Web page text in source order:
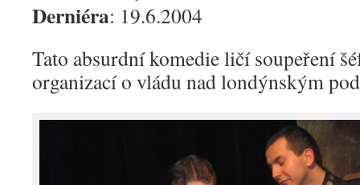
Derniéra: 19.6.2004
Tato absurdní komedie ličí soupeření
organizací o vládu nad londýnským